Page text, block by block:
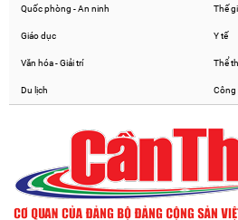
Quốc phòng - An ninh Thế
Giáo dục Y tế
Văn hóa - Giải trí Thể
Du lịch Công